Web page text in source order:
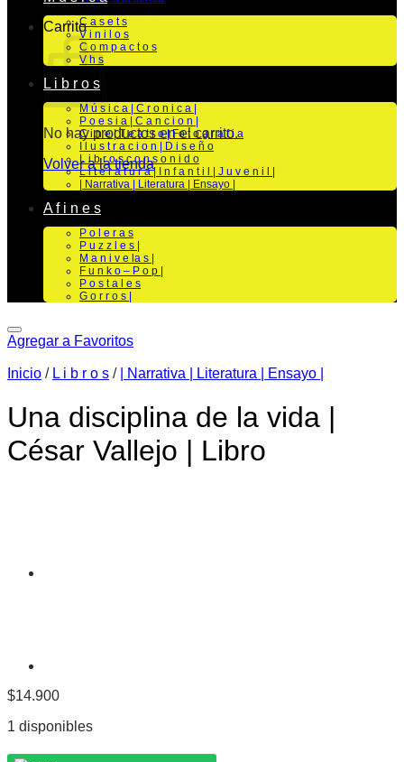
Carrito
No hay productos en el carrito.
Volver a la tienda
C a s e t s
V i n i l o s
C o m p a c t o s
V h s
L i b r o s
M ú s i c a | C r o n i c a |
P o e s i a | C a n c i o n |
C i n e | T e a t r o | Fo t o g r a f i a
I l u s t r a c i o n | D i s e ñ o
L i b r o s c o n s o n i d o
L i t e r a t u r a | I n f a n t i l | J u v e n i l |
| Narrativa | Literatura | Ensayo |
A f i n e s
P o l e r a s
P u z z l e s |
M a n i v e la s |
F u n k o – P o p |
P o s t a l e s
G o r r o s |
Agregar a Favoritos
Inicio / L i b r o s / | Narrativa | Literatura | Ensayo |
Una disciplina de la vida |
César Vallejo | Libro
$14.900
1 disponibles